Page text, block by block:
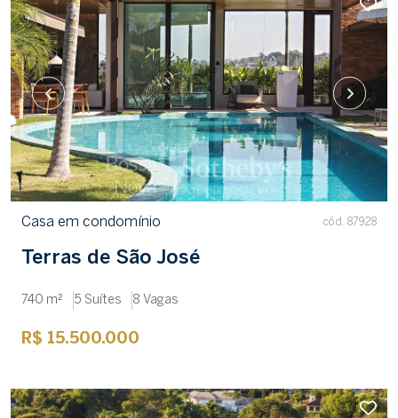
Casa em condomínio cód. 87928
Terras de São José
740 m² 5 Suítes 8 Vagas
R$ 15.500.000